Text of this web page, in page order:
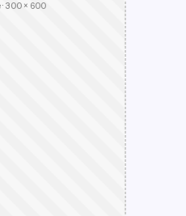
300 × 600